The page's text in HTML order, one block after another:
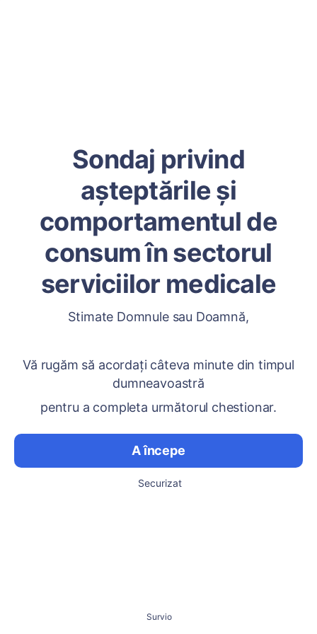
Sondaj privind
așteptările și
comportamentul de
consum în sectorul
serviciilor medicale
Stimate Domnule sau Doamnă,
Vă rugăm să acordați câteva minute din timpul
dumneavoastră
pentru a completa următorul chestionar.
A începe
Securizat
Survio